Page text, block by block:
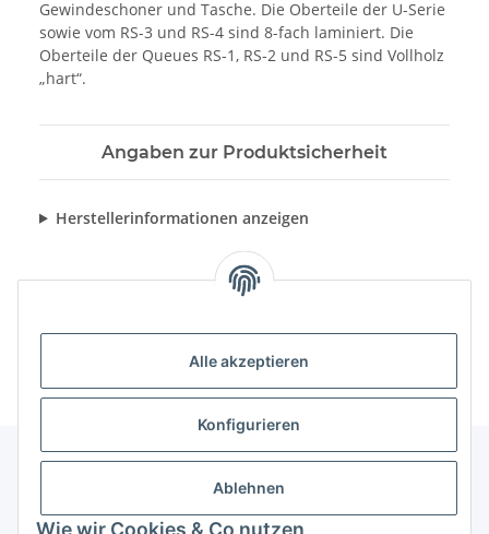
Alle akzeptieren
Konfigurieren
Ablehnen
Wie wir Cookies & Co nutzen
Gewindeschoner und Tasche. Die Oberteile der U-Serie
sowie vom RS-3 und RS-4 sind 8-fach laminiert. Die
Oberteile der Queues RS-1, RS-2 und RS-5 sind Vollholz
„hart“.
Angaben zur Produktsicherheit
Herstellerinformationen anzeigen